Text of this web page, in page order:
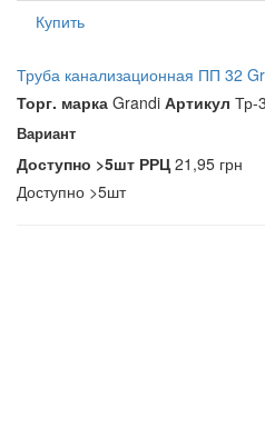
Купить
Труба канализационная ПП 32
Торг. марка Grandi Артикул Тр-
Вариант
Доступно >5шт РРЦ21,95 грн
Доступно >5шт